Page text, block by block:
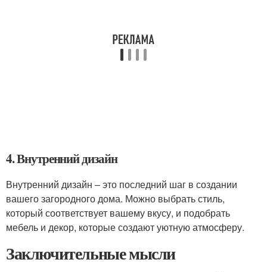
4. Внутренний дизайн
Внутренний дизайн – это последний шаг в создании
вашего загородного дома. Можно выбрать стиль,
который соответствует вашему вкусу, и подобрать
мебель и декор, которые создают уютную атмосферу.
Заключительные мысли